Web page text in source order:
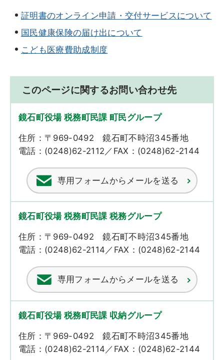
証明書のオンライン申請・交付サービスについて
国民健康保険の届け出について
こども医療費助成制度
このページに関するお問い合わせ先
鏡石町役場 税務町民課 町民グループ
住所：〒969-0492 鏡石町不時沼345番地
電話：(0248)62-2112／FAX：(0248)62-2144
専用フォームからメールを送る
鏡石町役場 税務町民課 税務グループ
住所：〒969-0492 鏡石町不時沼345番地
電話：(0248)62-2114／FAX：(0248)62-2144
専用フォームからメールを送る
鏡石町役場 税務町民課 収納グループ
住所：〒969-0492 鏡石町不時沼345番地
電話：(0248)62-2114／FAX：(0248)62-2144